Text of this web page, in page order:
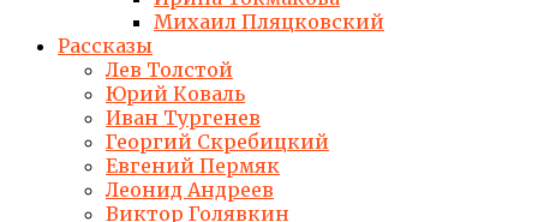
Михаил Пляцковский
Рассказы
Лев Толстой
Юрий Коваль
Иван Тургенев
Георгий Скребицкий
Евгений Пермяк
Леонид Андреев
Виктор Голявкин